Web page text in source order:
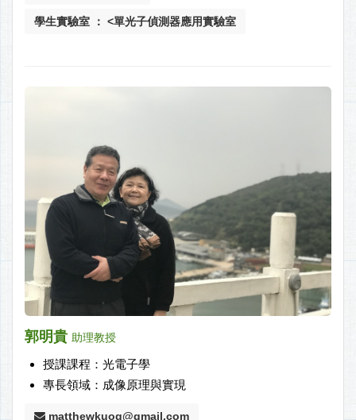
學生實驗室 ： <單光子偵測器應用實驗室
郭明貴 助理教授
授課課程：光電子學
專長領域：成像原理與實現
matthewkuog@gmail.com